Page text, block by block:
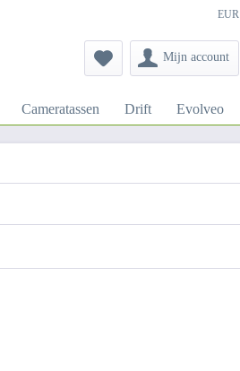
EUR
Mijn account
Cameratassen Drift Evolveo